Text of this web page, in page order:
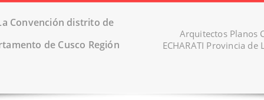
Convención distrito de
de Cusco Región
Arquitectos Planos
ECHARATI Provincia